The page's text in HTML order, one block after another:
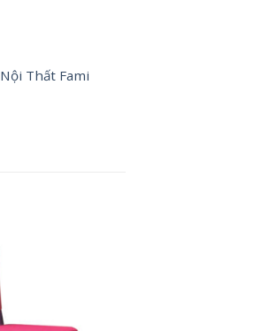
Nội Thất Fami